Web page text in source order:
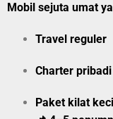
Mobil sejuta umat
Travel reguler
Charter pribadi
Paket kilat kecil